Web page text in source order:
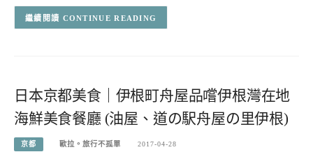
CONTINUE READING
日本京都美食｜伊根町舟屋品嚐伊根灣在地
海鮮美食餐廳 (油屋、道の駅舟屋の里伊根)
京都 歐拉。旅行不孤單 2017-04-28